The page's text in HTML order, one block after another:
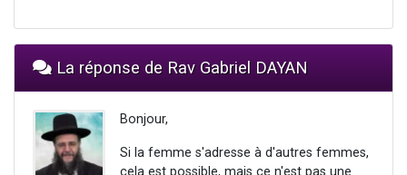
La réponse de Rav Gabriel DAYAN
Bonjour,
Si la femme s'adresse à d'autres femmes,